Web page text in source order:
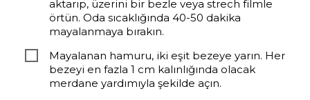
aktarıp, üzerini bir bezle veya strech filmle
örtün. Oda sıcaklığında 40-50 dakika
mayalanmaya bırakın.
Mayalanan hamuru, iki eşit bezeye yarın. Her
bezeyi en fazla 1 cm kalınlığında olacak
merdane yardımıyla şekilde açın.